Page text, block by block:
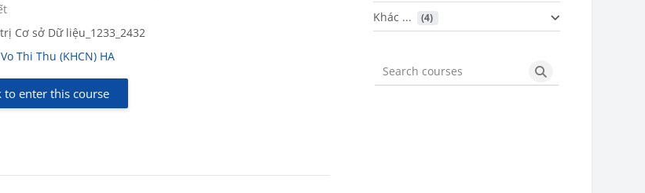
Cơ sở Dữ liệu_1233_2432
Vo Thi Thu (KHCN) HA
to enter this course
Khác ... (4)
Search courses Search courses